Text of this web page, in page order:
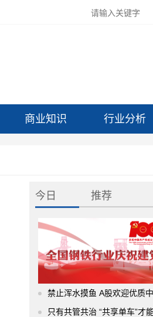
商业知识 行业分析
今日 推荐
禁止浑水摸鱼 A股欢迎优质中
只有共管共治 “共享单车”才